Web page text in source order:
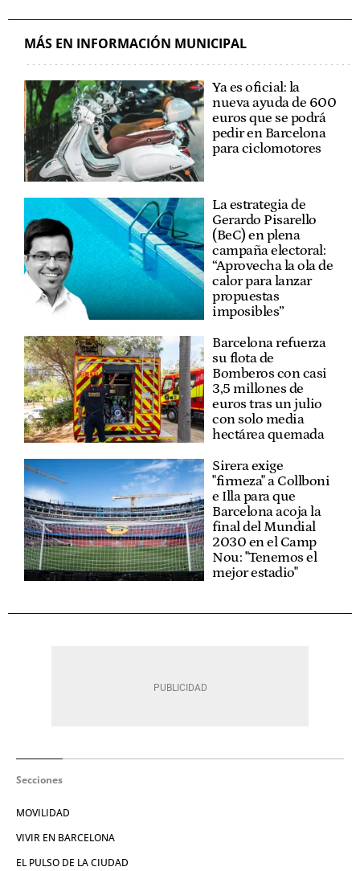
MÁS EN INFORMACIÓN MUNICIPAL
Ya es oficial: la
nueva ayuda de 600
euros que se podrá
pedir en Barcelona
para ciclomotores
La estrategia de
Gerardo Pisarello
(BeC) en plena
campaña electoral:
“Aprovecha la ola de
calor para lanzar
propuestas
imposibles”
Barcelona refuerza
su flota de
Bomberos con casi
3,5 millones de
euros tras un julio
con solo media
hectárea quemada
Sirera exige
"firmeza" a Collboni
e Illa para que
Barcelona acoja la
final del Mundial
2030 en el Camp
Nou: "Tenemos el
mejor estadio"
Secciones
MOVILIDAD
VIVIR EN BARCELONA
EL PULSO DE LA CIUDAD